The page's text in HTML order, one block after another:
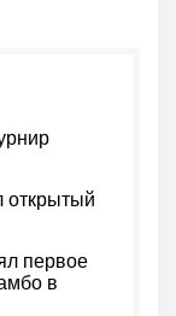
открытый
первое
в